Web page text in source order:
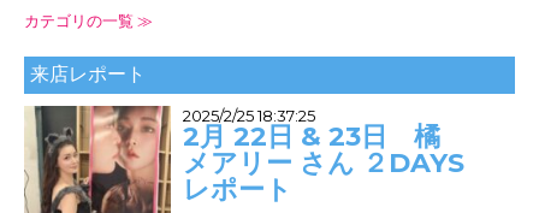
カテゴリの一覧 ≫
来店レポート
2025/2/25 18:37:25
2月 22日 & 23日 橘
メアリー さん ２DAYS
レポート